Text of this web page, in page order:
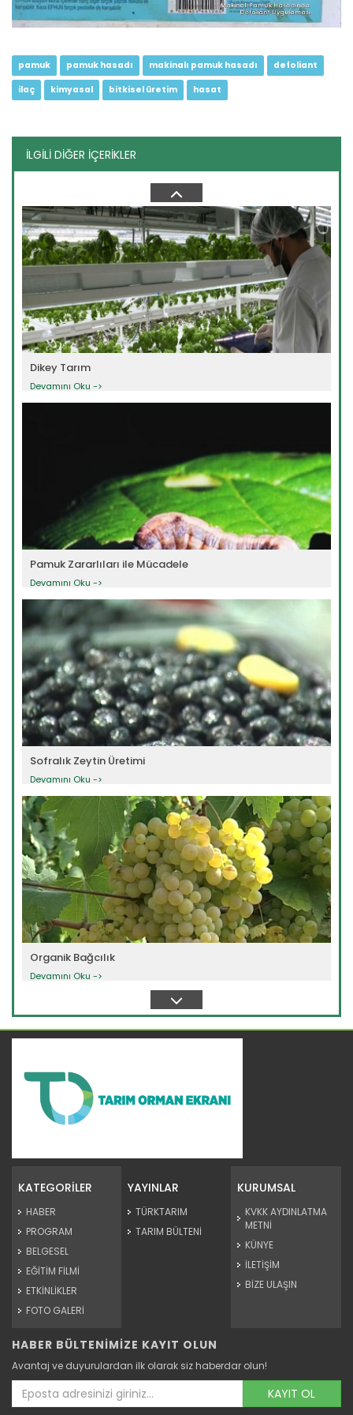
pamuk pamuk hasadı makinalı pamuk hasadı defoliant
ilaç kimyasal bitkisel üretim hasat
İLGİLİ DİĞER İÇERİKLER
Domates Güvesi
Dikey Tarım
Devamını Oku ->
Pamuk Zararlıları ile Mücadele
Devamını Oku ->
Sofralık Zeytin Üretimi
Devamını Oku ->
Organik Bağcılık
Devamını Oku ->
Pamukta Beyaz Sinek Zararlısı
Devamını Oku ->
KATEGORİLER
HABER
PROGRAM
BELGESEL
EĞİTİM FİLMİ
ETKİNLİKLER
FOTO GALERİ
YAYINLAR
TÜRKTARIM
TARIM BÜLTENİ
KURUMSAL
KVKK AYDINLATMA
METNİ
KÜNYE
İLETİŞİM
BİZE ULAŞIN
HABER BÜLTENİMİZE KAYIT OLUN
Avantaj ve duyurulardan ilk olarak siz haberdar olun!
KAYIT OL